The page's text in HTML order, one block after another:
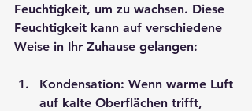
Feuchtigkeit, um zu wachsen. Diese
Feuchtigkeit kann auf verschiedene
Weise in Ihr Zuhause gelangen:
Kondensation: Wenn warme Luft
auf kalte Oberflächen trifft,